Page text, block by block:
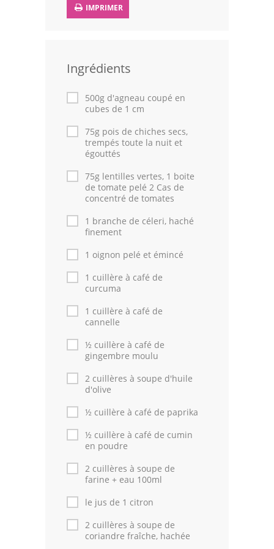
Leçons de cuisine
Chefs
Forum
Thèmes
Espace Personnel
IMPRIMER
Ingrédients
500g d'agneau coupé en
cubes de 1 cm
75g pois de chiches secs,
trempés toute la nuit et
égouttés
75g lentilles vertes, 1 boite
de tomate pelé 2 Cas de
concentré de tomates
1 branche de céleri, haché
finement
1 oignon pelé et émincé
1 cuillère à café de
curcuma
1 cuillère à café de
cannelle
½ cuillère à café de
gingembre moulu
2 cuillères à soupe d'huile
d'olive
½ cuillère à café de paprika
½ cuillère à café de cumin
en poudre
2 cuillères à soupe de
farine + eau 100ml
le jus de 1 citron
2 cuillères à soupe de
coriandre fraîche, hachée